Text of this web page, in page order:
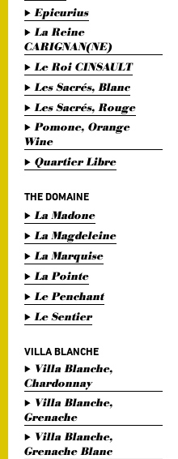
Epicurius
La Reine
CARIGNAN(NE)
Le Roi CINSAULT
Les Sacrés, Blanc
Les Sacrés, Rouge
Pomone, Orange
Wine
Quartier Libre
THE DOMAINE
La Madone
La Magdeleine
La Marquise
La Pointe
Le Penchant
Le Sentier
VILLA BLANCHE
Villa Blanche,
Chardonnay
Villa Blanche,
Grenache
Villa Blanche,
Grenache Blanc